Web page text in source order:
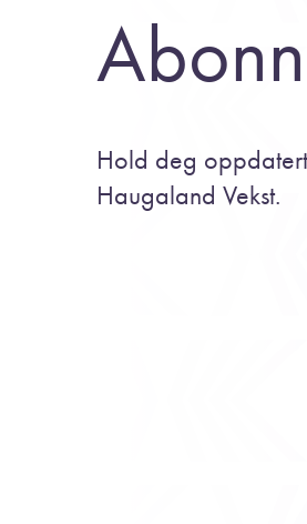
Hold deg
Haugaland Vekst.